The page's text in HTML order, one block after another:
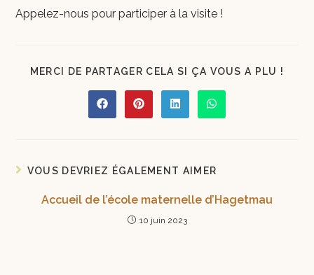
Appelez-nous pour participer à la visite !
MERCI DE PARTAGER CELA SI ÇA VOUS A PLU !
VOUS DEVRIEZ ÉGALEMENT AIMER
Accueil de l’école maternelle d’Hagetmau
10 juin 2023